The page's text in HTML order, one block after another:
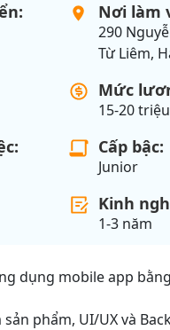
Nơi làm
290
Từ Liêm,
Mức
15-20 triệu
Cấp bậc:
Junior
Kinh
1-3 năm
dụng mobile app
phẩm, UI/UX và